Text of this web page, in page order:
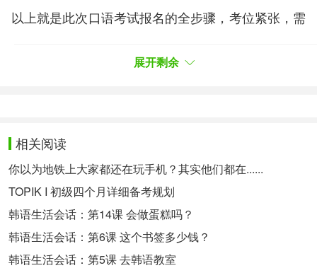
以上就是此次口语考试报名的全步骤，考位紧张，需
TOPIK口语考试方案
一、TOPIK口语证书有效期
从公开成绩开始，2年内有效。
二、TOPIK口语考试用处：
1.外国人及在外侨胞参与国内大学奖学金选拔时
2.选拔希望在韩国企业就职的人选及人事考核
展开剩余
相关阅读
你以为地铁上大家都还在玩手机？其实他们都在......
TOPIK I 初级四个月详细备考规划
韩语生活会话：第14课 会做蛋糕吗？
韩语生活会话：第6课 这个书签多少钱？
韩语生活会话：第5课 去韩语教室